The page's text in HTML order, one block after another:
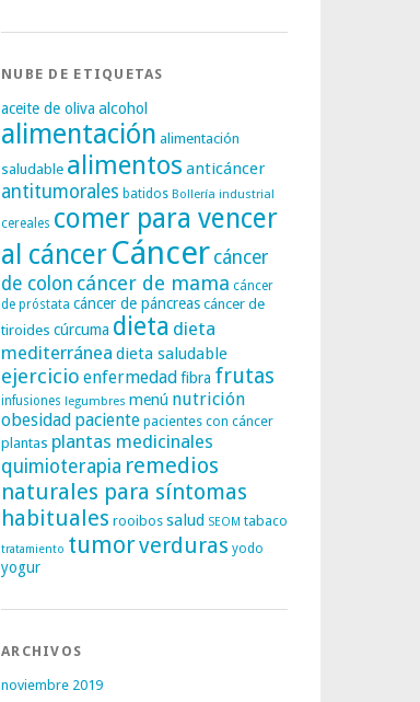
NUBE DE ETIQUETAS
aceite de oliva alcohol
alimentación alimentación
saludable alimentos anticáncer
antitumorales batidos Bollería industrial
cereales comer para vencer
al cáncerCáncer cáncer
de colon cáncer de mama cáncer
de próstata cáncer de páncreascáncer de
tiroides cúrcuma dieta dieta
mediterránea dieta saludable
ejercicio enfermedadfibra frutas
infusiones legumbres menú nutrición
obesidad paciente pacientes con cáncer
plantas plantas medicinales
quimioterapia remedios
naturales para síntomas
habituales rooibos salud SEOM tabaco
tratamiento tumorverduras yodo
yogur
ARCHIVOS
noviembre 2019